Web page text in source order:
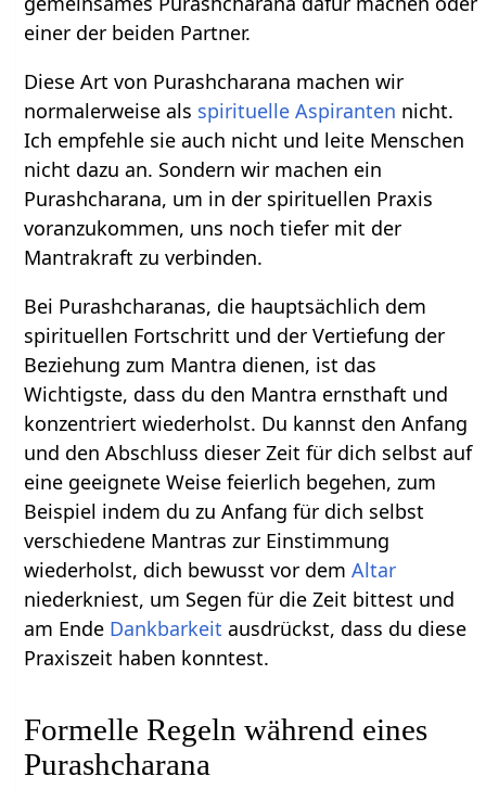
einer der beiden Partner.
Diese Art von Purashcharana machen wir
normalerweise als spirituelle Aspiranten nicht.
Ich empfehle sie auch nicht und leite Menschen
nicht dazu an. Sondern wir machen ein
Purashcharana, um in der spirituellen Praxis
voranzukommen, uns noch tiefer mit der
Mantrakraft zu verbinden.
Bei Purashcharanas, die hauptsächlich dem
spirituellen Fortschritt und der Vertiefung der
Beziehung zum Mantra dienen, ist das
Wichtigste, dass du den Mantra ernsthaft und
konzentriert wiederholst. Du kannst den Anfang
und den Abschluss dieser Zeit für dich selbst auf
eine geeignete Weise feierlich begehen, zum
Beispiel indem du zu Anfang für dich selbst
verschiedene Mantras zur Einstimmung
wiederholst, dich bewusst vor demAltar
niederkniest, um Segen für die Zeit bittest und
am Ende Dankbarkeit ausdrückst, dass du diese
Praxiszeit haben konntest.
Formelle Regeln während eines
Purashcharana